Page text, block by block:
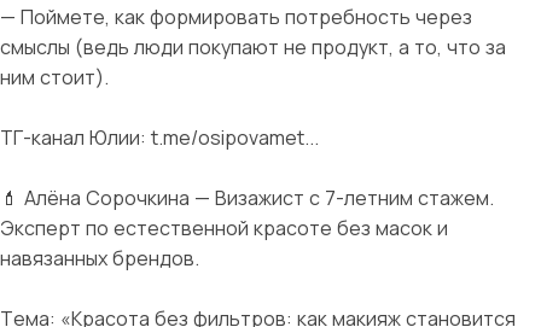
— Поймете, как формировать потребность через
смыслы (ведь люди покупают не продукт, а то, что за
ним стоит).
ТГ-канал Юлии: t.me/osipovamet...
💄 Алёна Сорочкина — Визажист с 7-летним стажем.
Эксперт по естественной красоте без масок и
навязанных брендов.
Тема: «Красота без фильтров: как макияж становится